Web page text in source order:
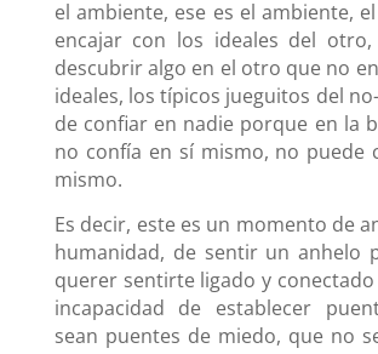
el ambiente, ese es el ambiente,
encajar con los ideales del
descubrir algo en el otro que no
ideales, los típicos jueguitos del
de confiar en nadie porque en la
no confía en sí mismo, no puede
mismo.
Es decir, este es un momento de
humanidad, de sentir un anhelo
querer sentirte ligado y
incapacidad de establecer
sean puentes de miedo, que no